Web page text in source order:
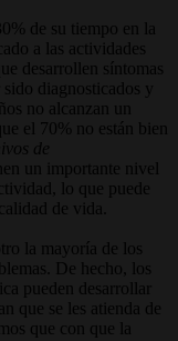
de su tiempo en la
a las actividades
desarrollen síntomas
diagnosticados y
no alcanzan un
el 70% no están bien
de
un importante nivel
lo que puede
de vida.
la mayoría de los
De hecho, los
pueden desarrollar
que se les atienda de
que con que la